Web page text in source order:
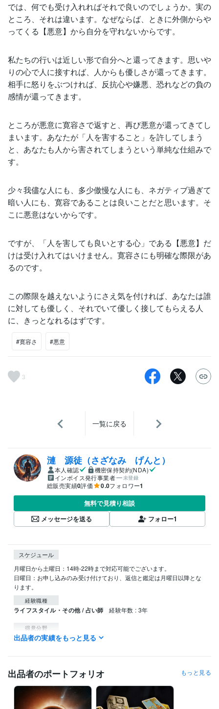
では、何でも受け入れればそれで良いのでしょうか。実の
ところ、それは違います。なぜならば、ときに外側からや
ってくる【悪意】から自分を守れないからです。
私たちの行いは近しい形で自分へと還ってきます。思いや
りの心で人に接すれば、人からも優しさが還ってきます。
相手に怒りをぶつければ、反抗心や嫌悪、恐れなどの負の
感情が還ってきます。
ところが悪意に寛容さで返すと、再び悪意が還ってきてし
まいます。あなたが「人を害すること」を許してしまう
と、あなたも人から害されてしまうという単純な仕組みで
す。
少々我儘な人にも、多少傲慢な人にも、ネガティブ過ぎて
暗い人にも、寛容であることは良いことだと思います。そ
こに悪意はないからです。
ですが、「人を害しても良いとする心」である【悪意】だ
けは受け入れてはいけません。寛容さにも明確な際限があ
るのです。
この際限を越えないようにさえ気を付ければ、あなたは誰
に対しても優しく、それでいて優しく接してもらえる人
に、きっとなれるはずです。
#寛容さ #悪意
3
一覧に戻る
漣 源徒（さざなみ げんと）
本人確認
機密保持契約(NDA)
インボイス発行事業者
未登録
総販売実績0評価 0.0フォロワー1
無料で見積り相談
メッセージを送る
フォロー1
スケジュール
月曜日から土曜日：14時-22時まで対応可能でございます。
日曜日：お申し込みのみ受け付けており、返信と鑑定は月曜日以降とな
ります。
経験職種
ライフスタイル・その他 / 占い師 経験年数 : 3年
得意分野
占い タロット占い 西洋占星術
語学力
出品者の実績をもっと見る
出品者のポートフォリオ もっと見る